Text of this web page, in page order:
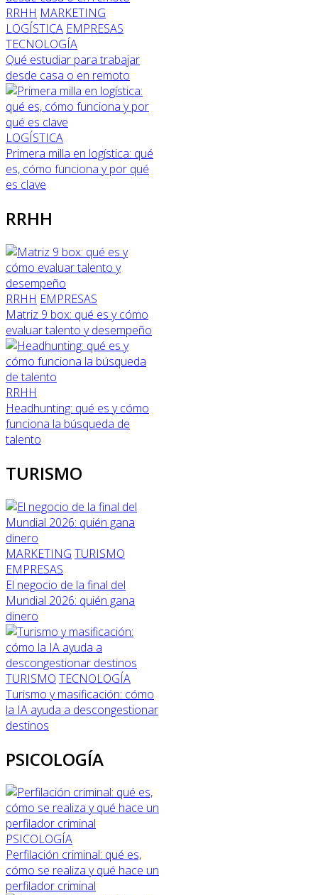
RRHH MARKETING
LOGÍSTICA EMPRESAS
TECNOLOGÍA
Qué estudiar para trabajar
desde casa o en remoto
LOGÍSTICA
Primera milla en logística: qué
es, cómo funciona y por qué
es clave
RRHH
RRHH EMPRESAS
Matriz 9 box: qué es y cómo
evaluar talento y desempeño
RRHH
Headhunting: qué es y cómo
funciona la búsqueda de
talento
TURISMO
MARKETING TURISMO
EMPRESAS
El negocio de la final del
Mundial 2026: quién gana
dinero
TURISMO TECNOLOGÍA
Turismo y masificación: cómo
la IA ayuda a descongestionar
destinos
PSICOLOGÍA
PSICOLOGÍA
Perfilación criminal: qué es,
cómo se realiza y qué hace un
perfilador criminal